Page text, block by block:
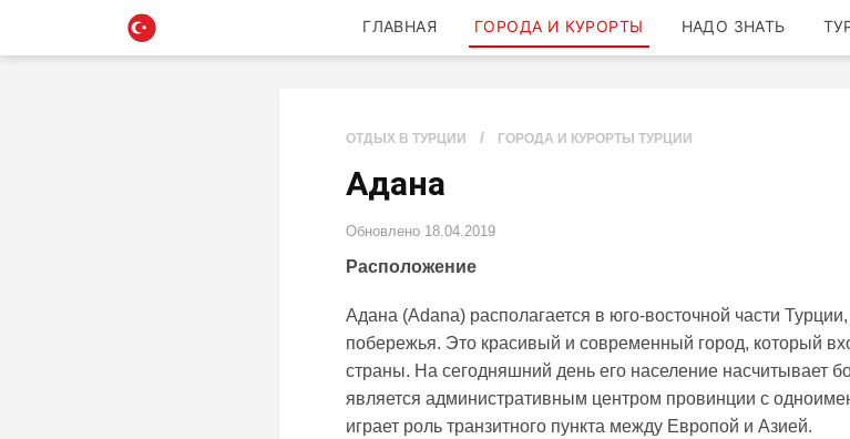
ГЛАВНАЯ ГОРОДА И КУРОРТЫ НАДО ЗНАТЬ
ОТДЫХ В ТУРЦИИ / ГОРОДА И КУРОРТЫ ТУРЦИИ
Адана
Обновлено 18.04.2019
Расположение
Адана (Adana) располагается в юго-восточной части
побережья. Это красивый и современный город, который
страны. На сегодняшний день его население насчитывает
является административным центром провинции с
играет роль транзитного пункта между Европой и Азией.